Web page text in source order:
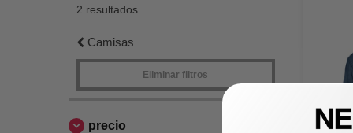
2 resultados.
Camisas
Eliminar filtros
precio